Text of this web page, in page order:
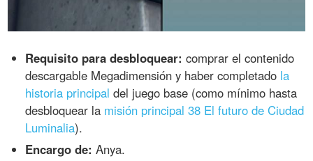
Requisito para desbloquear: comprar el contenido
descargable Megadimensión y haber completado la
historia principal del juego base (como mínimo hasta
desbloquear la misión principal 38 El futuro de Ciudad
Luminalia).
Encargo de: Anya.